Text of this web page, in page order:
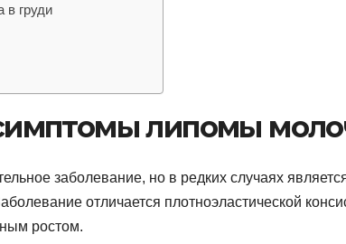
в груди
липомы
заболевание, но в редких случаях
отличается плотноэластической
ростом.